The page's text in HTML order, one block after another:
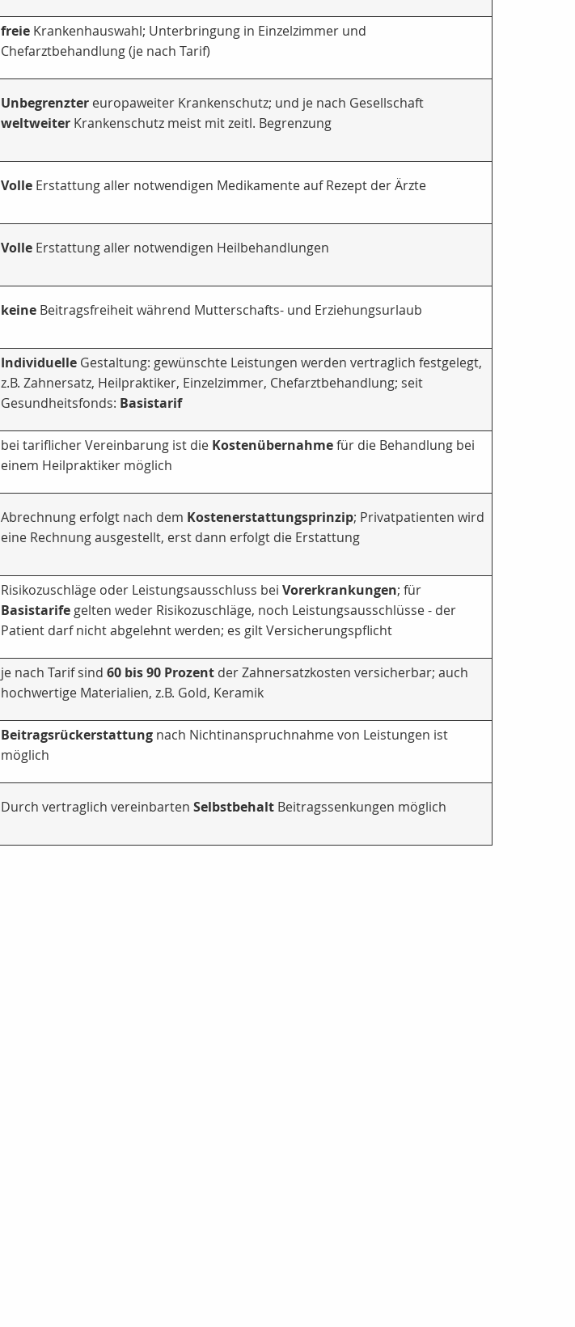
freie Krankenhauswahl; Unterbringung in Einzelzimmer und
Chefarztbehandlung (je nach Tarif)
Unbegrenzter europaweiter Krankenschutz; und je nach Gesellschaft
weltweiter Krankenschutz meist mit zeitl. Begrenzung
Volle Erstattung aller notwendigen Medikamente auf Rezept der Ärzte
Volle Erstattung aller notwendigen Heilbehandlungen
keine Beitragsfreiheit während Mutterschafts- und Erziehungsurlaub
Individuelle Gestaltung: gewünschte Leistungen werden vertraglich festgelegt,
z.B. Zahnersatz, Heilpraktiker, Einzelzimmer, Chefarztbehandlung; seit
Gesundheitsfonds: Basistarif
bei tariflicher Vereinbarung ist die Kostenübernahmefür die Behandlung bei
einem Heilpraktiker möglich
Abrechnung erfolgt nach dem Kostenerstattungsprinzip; Privatpatienten wird
eine Rechnung ausgestellt, erst dann erfolgt die Erstattung
Risikozuschläge oder Leistungsausschluss bei Vorerkrankungen; für
Basistarifegelten weder Risikozuschläge, noch Leistungsausschlüsse - der
Patient darf nicht abgelehnt werden; es gilt Versicherungspflicht
je nach Tarif sind 60 bis 90 Prozent der Zahnersatzkosten versicherbar; auch
hochwertige Materialien, z.B. Gold, Keramik
Beitragsrückerstattung nach Nichtinanspruchnahme von Leistungen ist
möglich
Durch vertraglich vereinbarten Selbstbehalt Beitragssenkungen möglich